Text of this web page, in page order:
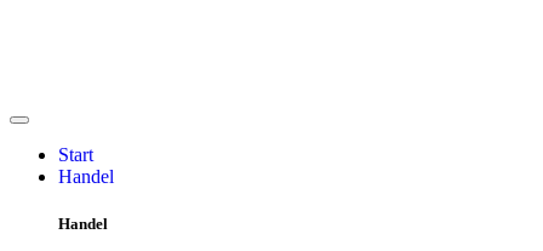
Start
Handel
Handel